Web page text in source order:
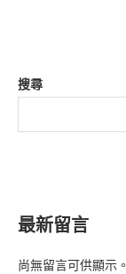
搜尋
最新留言
尚無留言可供顯示。